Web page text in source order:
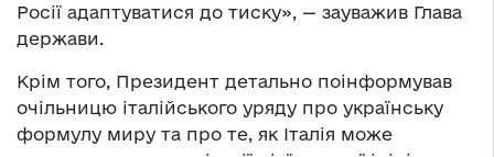
Росії адаптуватися до тиску», — зауважив Глава
держави.
Крім того, Президент детально поінформував
очільницю італійського уряду про українську
формулу миру та про те, як Італія може